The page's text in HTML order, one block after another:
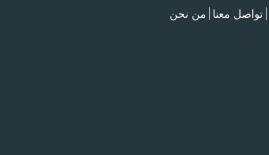
تواصل معنا من نحن